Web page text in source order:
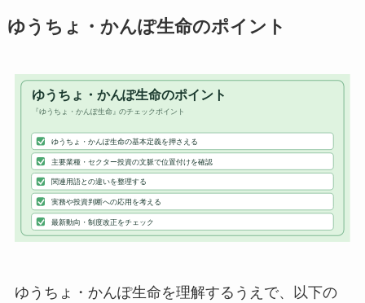
ゆうちょ・かんぽ生命のポイント
ゆうちょ・かんぽ生命を理解するうえで、以下の